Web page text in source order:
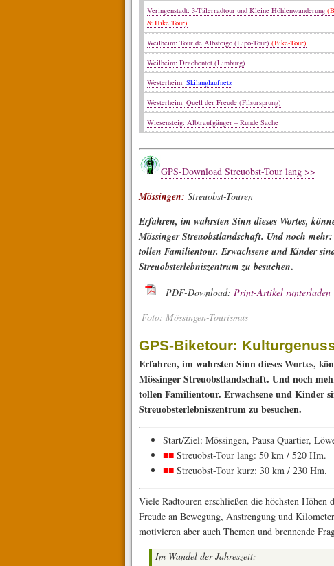
Veringenstadt: 3-Tälerradtour und Kleine Höhlenwanderung
& Hike Tour)
Weilheim: Tour de Albsteige (Lipo-Tour) (Bike-Tour)
Weilheim: Drachentot (Limburg)
Westerheim: Skilanglaufnetz
Westerheim: Quell der Freude (Filsursprung)
Wiesensteig: Albtraufgänger – Runde Sache
GPS-Download Streuobst-Tour lang >>
Mössingen: Streuobst-Touren
Erfahren, im wahrsten Sinn dieses Wortes,
Mössinger Streuobstlandschaft. Und noch
tollen Familientour. Erwachsene und Kinder
Streuobsterlebniszentrum zu besuchen.
PDF-Download: Print-Artikel runterladen
Foto: Mössingen-Tourismus
GPS-Biketour:
Erfahren, im wahrsten Sinn dieses Wortes,
Mössinger Streuobstlandschaft. Und noch
tollen Familientour. Erwachsene und Kinder
Streuobsterlebniszentrum zu besuchen.
Start/Ziel: Mössingen, Pausa Quartier,
■■ Streuobst-Tour lang: 50 km / 520 Hm.
■■ Streuobst-Tour kurz: 30 km / 230 Hm.
Viele Radtouren erschließen die höchs­ten Höhen
Freude an Bewegung, Anstrengung und
motivieren aber auch Themen und brennende
Im Wandel der Jahreszeit: